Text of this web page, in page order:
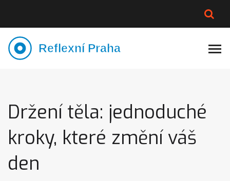
VÝMĚNA VODY
Držení těla: jednoduché
kroky, které změní váš
den